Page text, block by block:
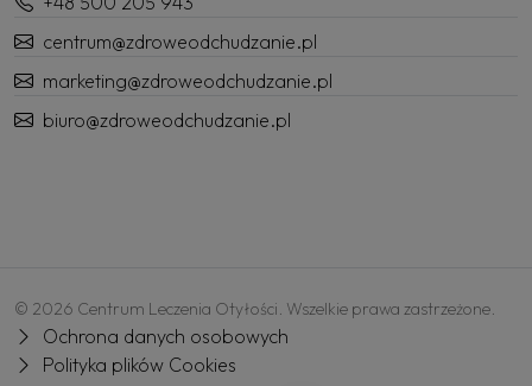
centrum@zdroweodchudzanie.pl
marketing@zdroweodchudzanie.pl
biuro@zdroweodchudzanie.pl
© 2026 Centrum Leczenia Otyłości. Wszelkie prawa zastrzeżone.
Ochrona danych osobowych
Polityka plików Cookies